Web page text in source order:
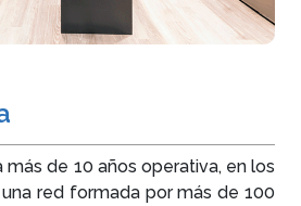
más de 10 años operativa, en los
red formada por más de 100